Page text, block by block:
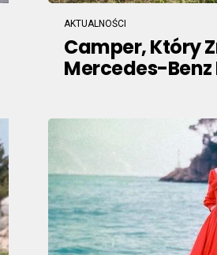
AKTUALNOŚCI
Camper, Który
Mercedes-Benz